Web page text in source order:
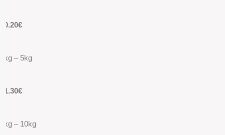
10.20€
2kg – 5kg
11.30€
5kg – 10kg